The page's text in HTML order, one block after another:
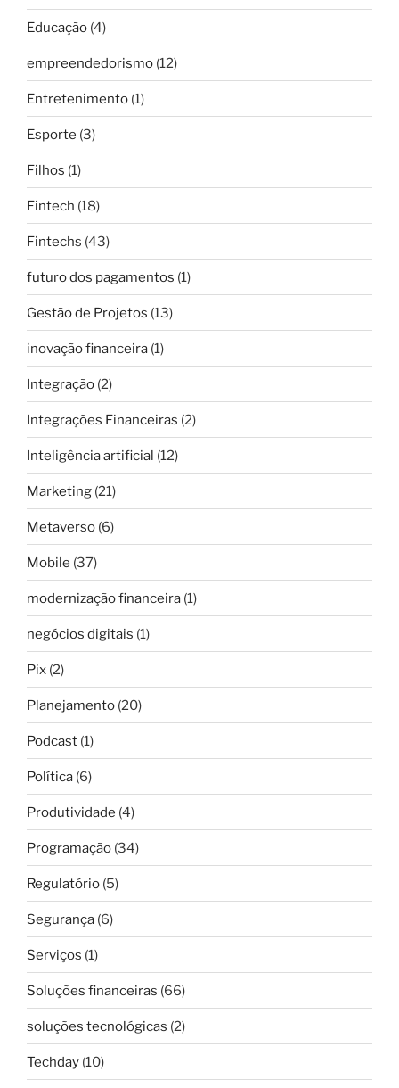
Educação (4)
empreendedorismo (12)
Entretenimento (1)
Esporte (3)
Filhos (1)
Fintech (18)
Fintechs (43)
futuro dos pagamentos (1)
Gestão de Projetos (13)
inovação financeira (1)
Integração (2)
Integrações Financeiras (2)
Inteligência artificial (12)
Marketing (21)
Metaverso (6)
Mobile (37)
modernização financeira (1)
negócios digitais (1)
Pix (2)
Planejamento (20)
Podcast (1)
Política (6)
Produtividade (4)
Programação (34)
Regulatório (5)
Segurança (6)
Serviços (1)
Soluções financeiras (66)
soluções tecnológicas (2)
Techday (10)